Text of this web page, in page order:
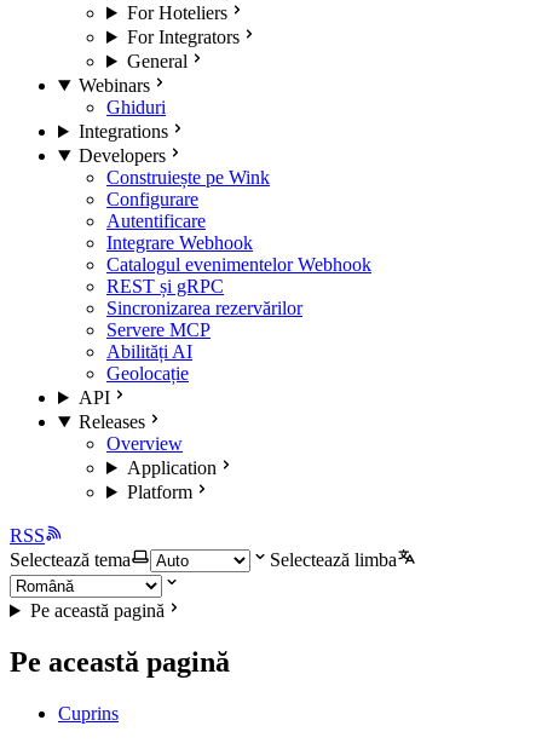
For Hoteliers
For Integrators
General
Webinars
Ghiduri
Integrations
Developers
Construiește pe Wink
Configurare
Autentificare
Integrare Webhook
Catalogul evenimentelor Webhook
REST și gRPC
Sincronizarea rezervărilor
Servere MCP
Abilități AI
Geolocație
API
Releases
Overview
Application
Platform
RSS
Selectează tema
Selectează limba
Pe această pagină
Pe această pagină
Cuprins